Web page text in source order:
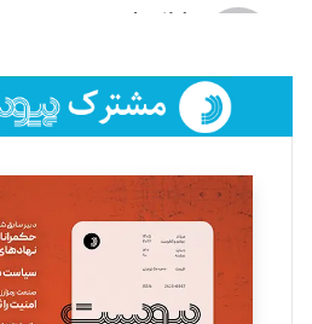
لیلا حنارود
فائزه فتحی رستمی
تحریریه
سروش کرمیان
تحریریه